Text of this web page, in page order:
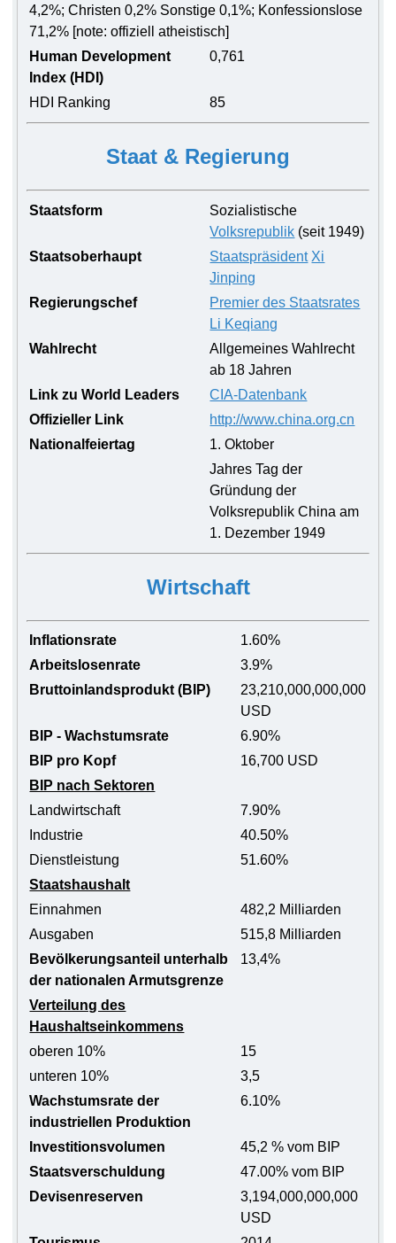
4,2%; Christen 0,2% Sonstige 0,1%; Konfessionslose
71,2% [note: offiziell atheistisch]
Human Development
Index (HDI)
0,761
HDI Ranking 85
Staat & Regierung
Staatsform
Sozialistische
Volksrepublik (seit 1949)
Staatsoberhaupt
Staatspräsident Xi
Jinping
Regierungschef
Premier des Staatsrates
Li Keqiang
Wahlrecht
Allgemeines Wahlrecht
ab 18 Jahren
Link zu World Leaders
CIA-Datenbank
Offizieller Link
http://www.china.org.cn
Nationalfeiertag
1. Oktober
Jahres Tag der
Gründung der
Volksrepublik China am
1. Dezember 1949
Wirtschaft
Inflationsrate
1.60%
Arbeitslosenrate
3.9%
Bruttoinlandsprodukt (BIP)
23,210,000,000,000
USD
BIP - Wachstumsrate
6.90%
BIP pro Kopf
16,700 USD
BIP nach Sektoren
Landwirtschaft
7.90%
Industrie
40.50%
Dienstleistung
51.60%
Staatshaushalt
Einnahmen
482,2 Milliarden
Ausgaben
515,8 Milliarden
Bevölkerungsanteil unterhalb
der nationalen Armutsgrenze
13,4%
Verteilung des
Haushaltseinkommens
oberen 10%
15
unteren 10%
3,5
Wachstumsrate der
industriellen Produktion
6.10%
Investitionsvolumen
45,2 % vom BIP
Staatsverschuldung
47.00% vom BIP
Devisenreserven
3,194,000,000,000
USD